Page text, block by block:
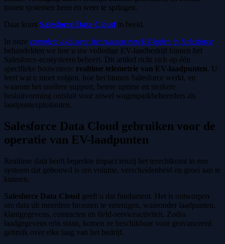
tussen systemen heen en weer te springen.
Daar komt Salesforce Data Cloud in beeld.
In onze complete gids over het runnen van EV-laden in Salesforce
behandelden we hoe u uw volledige EV-laadbedrijf binnen het
Salesforce-ecosysteem beheert. Dit artikel richt zich op één
specifieke bouwsteen: realtime telemetrie van EV-laadpunten. U
leert wat u moet volgen, hoe het binnen Salesforce werkt, en
waarom het snellere support, betere uptime en sterkere
besluitvorming ontsluit voor zowel wagenparkbeheerders als
laadpuntexploitanten.
Salesforce Data Cloud gebruiken voor de
operatie van EV-laadpunten
Realtime data heeft beperkte impact tenzij het terechtkomt in een
systeem dat gebouwd is om volume, verscheidenheid en groei aan te
kunnen.
Salesforce Data Cloud geeft u dat fundament. Het is ontworpen
om data uit meerdere bronnen te verenigen, waaronder laadpunten,
klantgegevens, contracten en field-serviceactiviteit. Zodra
laadgegevens erin staan, komen ze beschikbaar voor geavanceerd
gebruik over elke laag van het bedrijf.